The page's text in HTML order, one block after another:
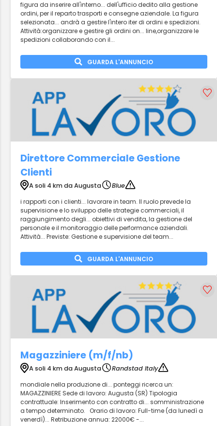
figura da inserire all'interno... dell'ufficio dedito alla gestione
ordini, per il reparto trasporti e consegne aziendale. La figura
selezionata... andrà a gestire l'intero iter di ordini e spedizioni.
Attività:organizzare e gestire gli ordini on... line,organizzare le
spedizioni collaborando con il...
GUARDA L'ANNUNCIO
Direttore Commerciale Gestione
Clienti
A soli 4 km da Augusta
Blue
i rapporti con i clienti... lavorare in team. Il ruolo prevede la
supervisione e lo sviluppo delle strategie commerciali, il
raggiungimento degli... obiettivi di vendita, la gestione del
personale e il monitoraggio delle performance aziendali.
Attività... Previste: Gestione e supervisione del team...
GUARDA L'ANNUNCIO
Magazziniere (m/f/nb)
A soli 4 km da Augusta
Randstad Italy
mondiale nella produzione di... ponteggi ricerca un:
MAGAZZINIERE Sede di lavoro: Augusta (SR) Tipologia
contrattuale: Inserimento con contratto di... somministrazione
a tempo determinato. Orario di lavoro: Full-time (da lunedì a
venerdì)... Retribuzione annua: 22000€ -...